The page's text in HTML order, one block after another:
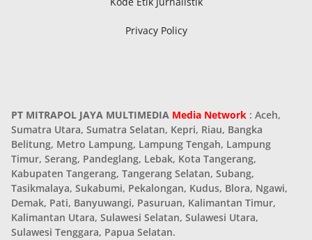
Privacy Policy
PT MITRAPOL JAYA MULTIMEDIA Media Network : Aceh,
Sumatra Utara, Sumatra Selatan, Kepri, Riau, Bangka
Belitung, Metro Lampung, Lampung Tengah, Lampung
Timur, Serang, Pandeglang, Lebak, Kota Tangerang,
Kabupaten Tangerang, Tangerang Selatan, Subang,
Tasikmalaya, Sukabumi, Pekalongan, Kudus, Blora, Ngawi,
Demak, Pati, Banyuwangi, Pasuruan, Kalimantan Timur,
Kalimantan Utara, Sulawesi Selatan, Sulawesi Utara,
Sulawesi Tenggara, Papua Selatan.